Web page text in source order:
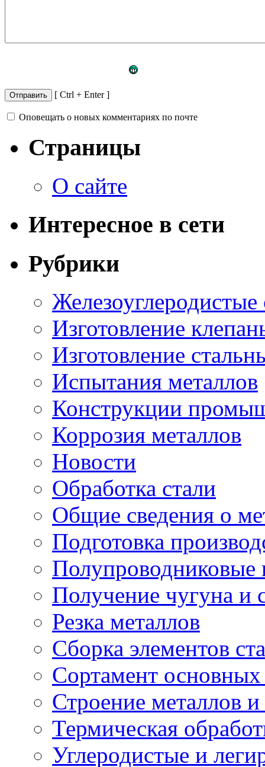
[ Ctrl + Enter ]
Оповещать о новых комментариях по почте
Страницы
О сайте
Интересное в сети
Рубрики
Железоуглеродистые
Изготовление
Изготовление
Испытания металлов
Конструкции
Коррозия металлов
Новости
Обработка стали
Общие сведения о
Подготовка
Получение чугуна и
Резка металлов
Сборка элементов
Сортамент
Строение металлов и
Термическая
Углеродистые и